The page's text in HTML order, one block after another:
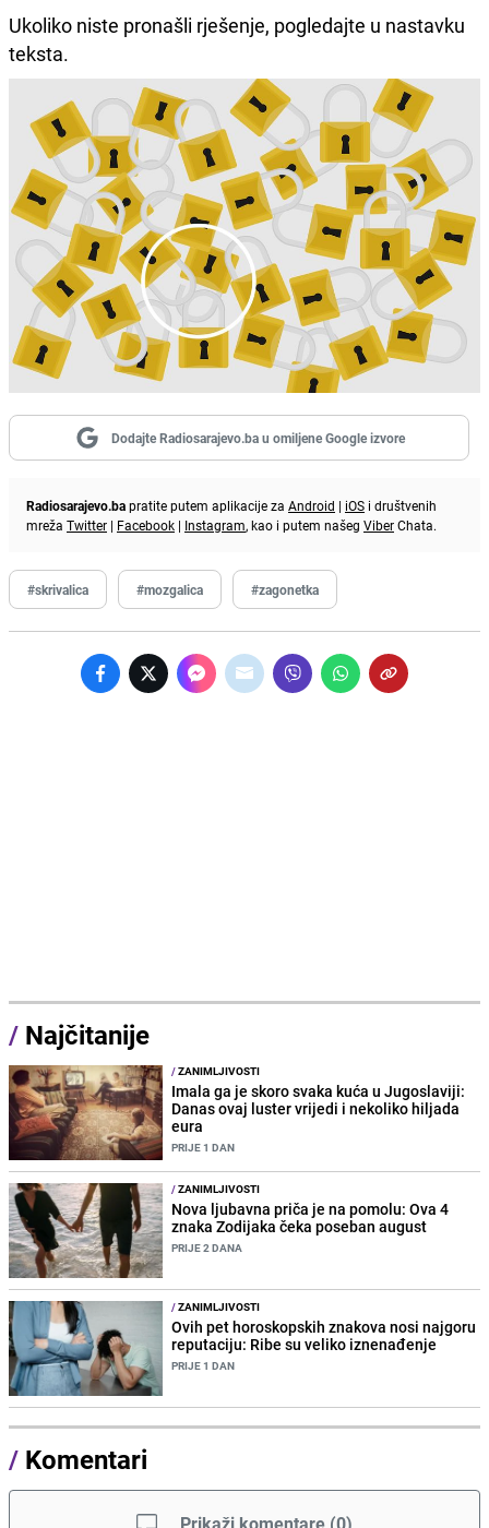
Ukoliko niste pronašli rješenje, pogledajte u nastavku
teksta.
Dodajte Radiosarajevo.ba u omiljene Google izvore
Radiosarajevo.bapratite putem aplikacije za Android | iOS i društvenih
mreža Twitter | Facebook | Instagram, kao i putem našeg ViberChata.
#skrivalica #mozgalica #zagonetka
/ Najčitanije
/ZANIMLJIVOSTI
Imala ga je skoro svaka kuća u Jugoslaviji:
Danas ovaj luster vrijedi i nekoliko hiljada
eura
PRIJE 1 DAN
/ZANIMLJIVOSTI
Nova ljubavna priča je na pomolu: Ova 4
znaka Zodijaka čeka poseban august
PRIJE 2 DANA
/ZANIMLJIVOSTI
Ovih pet horoskopskih znakova nosi najgoru
reputaciju: Ribe su veliko iznenađenje
PRIJE 1 DAN
/ Komentari